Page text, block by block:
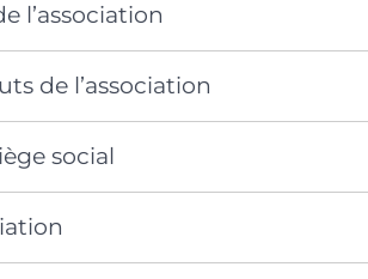
l’association
de l’association
social